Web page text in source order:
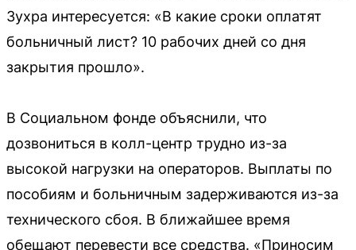
Зухра интересуется: «В какие сроки оплатят
больничный лист? 10 рабочих дней со дня
закрытия прошло».
В Социальном фонде объяснили, что
дозвониться в колл-центр трудно из-за
высокой нагрузки на операторов. Выплаты по
пособиям и больничным задерживаются из-за
технического сбоя. В ближайшее время
обещают перевести все средства. «Приносим